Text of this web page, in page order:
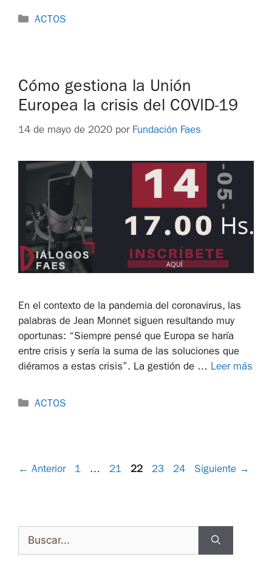
ACTOS
Cómo gestiona la Unión
Europea la crisis del COVID-19
14 de mayo de 2020 por Fundación Faes
En el contexto de la pandemia del coronavirus, las
palabras de Jean Monnet siguen resultando muy
oportunas: “Siempre pensé que Europa se haría
entre crisis y sería la suma de las soluciones que
diéramos a estas crisis”. La gestión de … Leer más
ACTOS
← Anterior 1 … 21 22 23 24 Siguiente →